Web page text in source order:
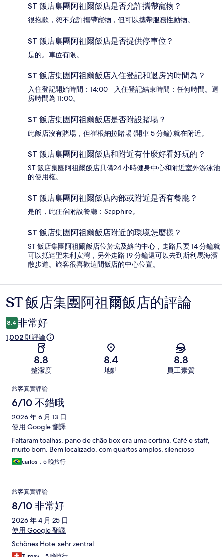
ST 飯店集團阿祖爾飯店是否允許攜帶寵物？
很抱歉，恕不允許攜帶寵物，但可以攜帶服務性動物。
ST 飯店集團阿祖爾飯店是否提供停車位？
是的。車位有限。
ST 飯店集團阿祖爾飯店入住登記和退房的時間為？
入住登記開始時間：14:00；入住登記結束時間：任何時間。退
房時間為 11:00。
ST 飯店集團阿祖爾飯店是否附設賭場？
此飯店沒有賭場，但崔根納拉賭場 (開車 5 分鐘) 就在附近。
ST 飯店集團阿祖爾飯店和附近有什麼好看好玩的？
ST 飯店集團阿祖爾飯店具備24 小時健身中心和附近室外游泳池
的使用權。
ST 飯店集團阿祖爾飯店內部或附近是否有餐廳？
是的，此住宿附設餐廳：Sapphire。
ST 飯店集團阿祖爾飯店附近的環境怎麼樣？
ST 飯店集團阿祖爾飯店位於戈及絡的中心，走路只要 14 分鐘就
可以抵達聖朱利安灣，另外走路 19 分鐘還可以去到斯利馬海濱
散步道。旅客很喜歡這間飯店的中心位置。
評
論
ST 飯店集團阿祖爾飯店的評論
8.4 非常好
1,002 則評論
8.8
整潔度
8.4
地點
8.8
員工素質
評
論
旅客真實評論
6/10 不錯哦
2026 年 6 月 13 日
使用 Google 翻譯
Faltaram toalhas, pano de chão box era uma cortina. Café e staff,
muito bom. Bem localizado, com quartos amplos, silencioso
carlos，5 晚旅行
旅客真實評論
8/10 非常好
2026 年 4 月 25 日
使用 Google 翻譯
Schönes Hotel sehr zentral